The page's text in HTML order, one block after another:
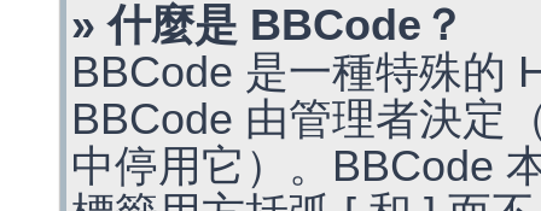
» 什麼是 BBCode？
BBCode 是一種特殊的
BBCode 由管理者決定
中停用它）。BBCode